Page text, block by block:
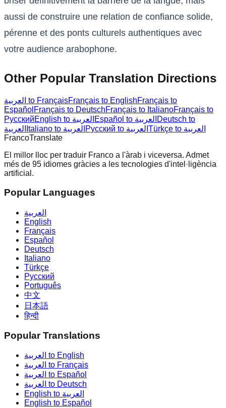
aussi de construire une relation de confiance solide,
pérenne et des ponts culturels authentiques avec
votre audience arabophone.
Other Popular Translation Directions
العربية to FrançaisFrançais to EnglishFrançais to
Español Français to DeutschFrançais to ItalianoFrançais to
Русский
English to العربية Español to العربية Deutsch to
العربية
Italiano to العربية Русский to العربية
Türkçe to العربية
FrancoTranslate
El millor lloc per traduir Franco a l'àrab i viceversa. Admet
més de 95 idiomes gràcies a les tecnologies d'intel·ligència
artificial.
Popular Languages
العربية
English
Français
Español
Deutsch
Italiano
Türkçe
Русский
Português
中文
日本語
हिन्दी
Popular Translations
العربية to English
العربية to Français
العربية to Español
العربية to Deutsch
English to العربية
English to Español